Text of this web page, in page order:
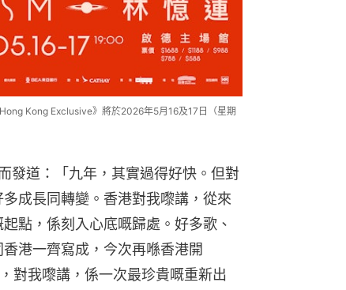
Kong Exclusive》將於2026年5月16及17日（星期
發道：「九年，其實過得好快。但對
成長同轉變。香港對我嚟講，從來
點，係刻入心底嘅歸處。好多歌、
港一齊寫成，今次再喺香港開
對我嚟講，係一次最珍貴嘅重新出